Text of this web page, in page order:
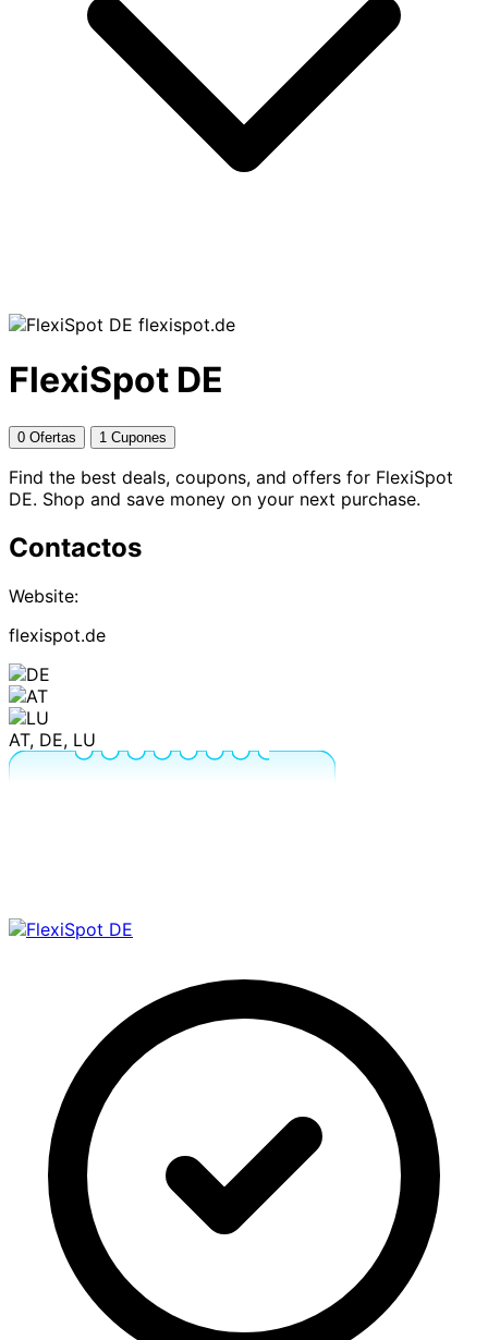
flexispot.de
FlexiSpot DE
0 Ofertas 1 Cupones
Find the best deals, coupons, and offers for FlexiSpot
DE. Shop and save money on your next purchase.
Contactos
Website:
flexispot.de
AT, DE, LU